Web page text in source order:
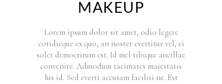
MAKEUP
Lorem ipsum dolor sit amet, odio legere
cotidieque ex quo, an noster evertitur vel, ei
solet democritum est. Id mel tibique ancillae
convenire. Admodum tacimates maiestatis
his id. Sed everti accusam facilisi ne. Est